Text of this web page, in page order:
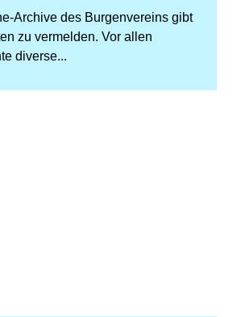
Archive des Burgenvereins gibt
zu vermelden. Vor allen
diverse...